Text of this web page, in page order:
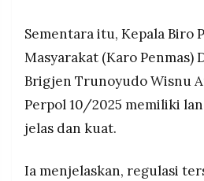
Sementara itu, Kepala Biro
Masyarakat (Karo Penmas)
Brigjen Trunoyudo Wisnu
Perpol 10/2025 memiliki
jelas dan kuat.
Ia menjelaskan, regulasi